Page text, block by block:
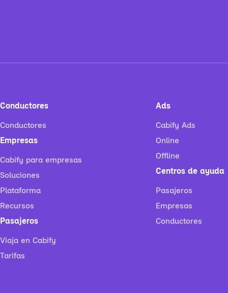
Conductores
Conductores
Empresas
Cabify para empresas
Soluciones
Plataforma
Recursos
Pasajeros
Viaja en Cabify
Tarifas
Ads
Cabify Ads
Online
Offline
Centros de ayuda
Pasajeros
Empresas
Conductores